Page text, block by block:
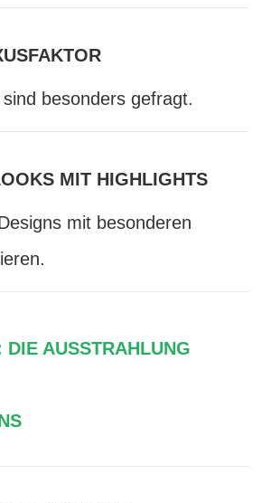
besonders gefragt.
MIT HIGHLIGHTS
mit besonderen
AUSSTRAHLUNG